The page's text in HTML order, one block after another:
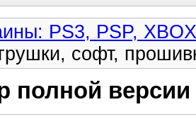
PS3, PSP,
софт,
полной